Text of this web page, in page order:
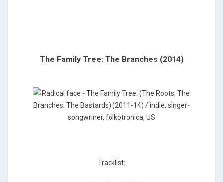
The Family Tree: The Branches (2014)
Tracklist: